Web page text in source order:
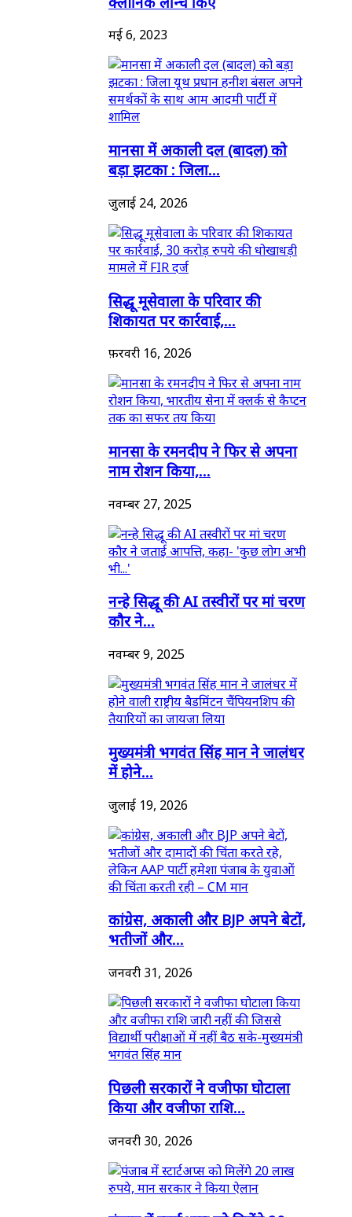
मई 6, 2023
मानसा में अकाली दल (बादल) को
बड़ा झटका : जिला...
जुलाई 24, 2026
सिद्धू मूसेवाला के परिवार की
शिकायत पर कार्रवाई,...
फ़रवरी 16, 2026
मानसा के रमनदीप ने फिर से अपना
नाम रोशन किया,...
नवम्बर 27, 2025
नन्हे सिद्धू की AI तस्वीरों पर मां चरण
कौर ने...
नवम्बर 9, 2025
मुख्यमंत्री भगवंत सिंह मान ने जालंधर
में होने...
जुलाई 19, 2026
कांग्रेस, अकाली और BJP अपने बेटों,
भतीजों और...
जनवरी 31, 2026
पिछली सरकारों ने वजीफा घोटाला
किया और वजीफा राशि...
जनवरी 30, 2026